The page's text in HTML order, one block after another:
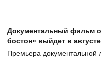
Документальный фильм
бостон» выйдет в августе
Премьера документальной